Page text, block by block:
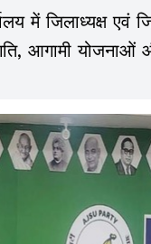
में जिलाध्यक्ष
आगामी योजनाओं